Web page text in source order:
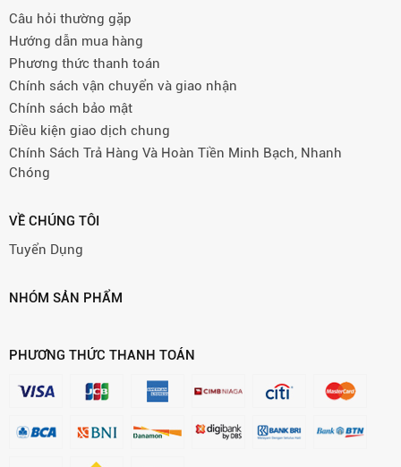
Câu hỏi thường gặp
Hướng dẫn mua hàng
Phương thức thanh toán
Chính sách vận chuyển và giao nhận
Chính sách bảo mật
Điều kiện giao dịch chung
Chính Sách Trả Hàng Và Hoàn Tiền Minh Bạch, Nhanh
Chóng
VỀ CHÚNG TÔI
Tuyển Dụng
NHÓM SẢN PHẨM
PHƯƠNG THỨC THANH TOÁN